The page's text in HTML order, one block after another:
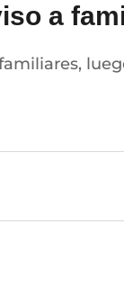
a